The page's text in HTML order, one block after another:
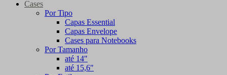
Cases
Por Tipo
Capas Essential
Capas Envelope
Cases para Notebooks
Por Tamanho
até 14"
até 15,6"